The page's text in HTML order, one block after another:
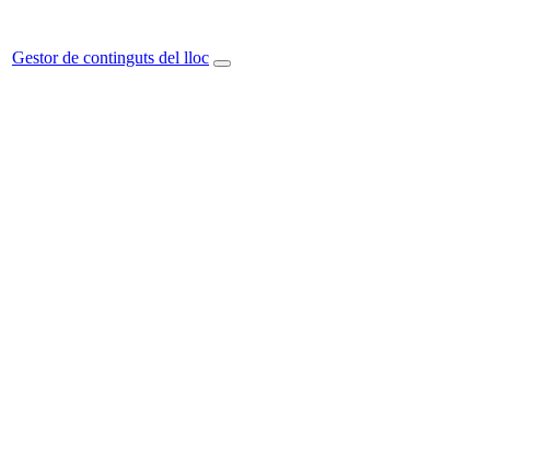
Gestor de continguts del lloc